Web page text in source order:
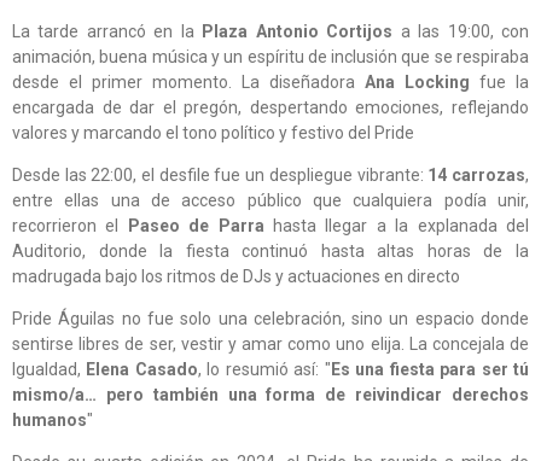
La tarde arrancó en la Plaza Antonio Cortijos a las 19:00, con
animación, buena música y un espíritu de inclusión que se respiraba
desde el primer momento. La diseñadora Ana Locking fue la
encargada de dar el pregón, despertando emociones, reflejando
valores y marcando el tono político y festivo del Pride
Desde las 22:00, el desfile fue un despliegue vibrante: 14 carrozas,
entre ellas una de acceso público que cualquiera podía unir,
recorrieron el
Paseo de Parra hasta llegar a la explanada del
Auditorio, donde la fiesta continuó hasta altas horas de la
madrugada bajo los ritmos de DJs y actuaciones en directo
Pride Águilas no fue solo una celebración, sino un espacio donde
sentirse libres de ser, vestir y amar como uno elija. La concejala de
Igualdad, Elena Casado, lo resumió así: " Es una fiesta para ser tú
mismo/a… pero también una forma de reivindicar derechos
humanos"